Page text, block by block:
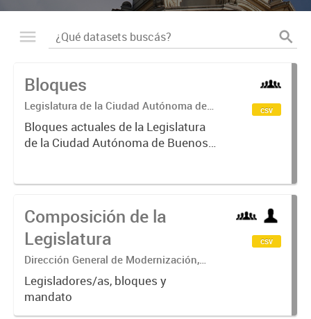
Bloques
Legislatura de la Ciudad Autónoma de
Buenos Aires
Bloques actuales de la Legislatura
de la Ciudad Autónoma de Buenos
csv
Composición de la
Legislatura
Dirección General de Modernización,
Sustentabilidad y Fortalecimiento
Institucional
Legisladores/as, bloques y
mandato
csv